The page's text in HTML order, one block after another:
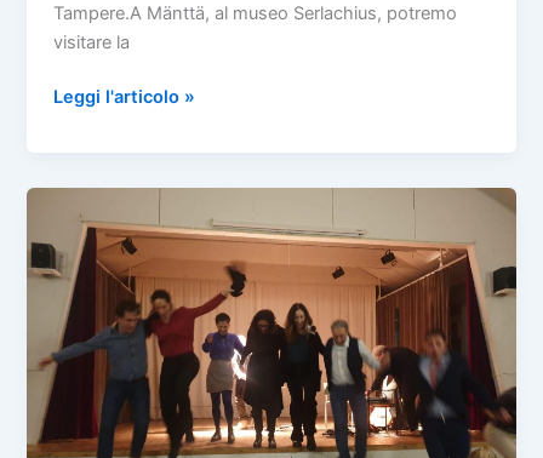
Tampere.A Mänttä, al museo Serlachius, potremo
visitare la
Viaggio
per
visitare
mostre
a
Mänttä
e
Tampere
26
Maggio
2025
Leggi l'articolo »